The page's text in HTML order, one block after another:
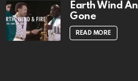
Earth Wind
Gone
READ MORE